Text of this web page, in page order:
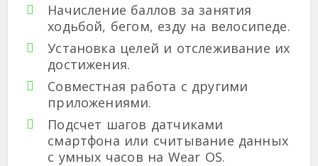
Начисление баллов за занятия
ходьбой, бегом, езду на велосипеде.
Установка целей и отслеживание их
достижения.
Совместная работа с другими
приложениями.
Подсчет шагов датчиками
смартфона или считывание данных
с умных часов на Wear OS.